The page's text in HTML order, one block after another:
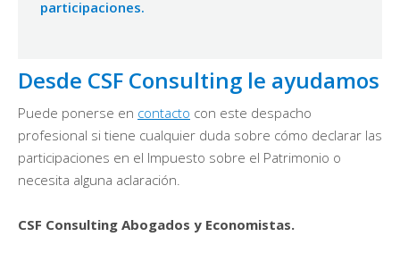
participaciones.
Desde CSF Consulting le ayudamos
Puede ponerse en contacto con este despacho
profesional si tiene cualquier duda sobre cómo declarar las
participaciones en el Impuesto sobre el Patrimonio o
necesita alguna aclaración.
CSF Consulting Abogados y Economistas.